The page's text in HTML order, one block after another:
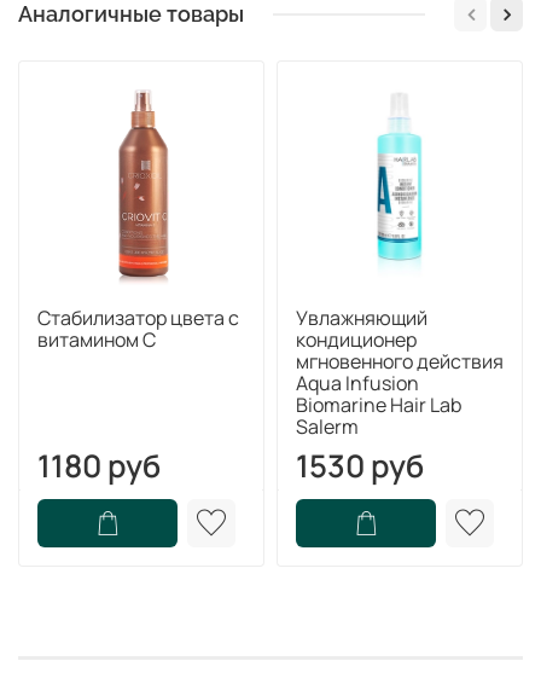
Аналогичные товары
Стабилизатор цвета с
витамином C
1180 руб
Увлажняющий
кондиционер
мгновенного действия
Aqua Infusion
Biomarine Hair Lab
Salerm
1530 руб